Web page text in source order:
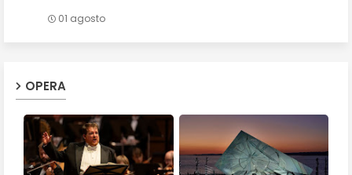
01 agosto
OPERA